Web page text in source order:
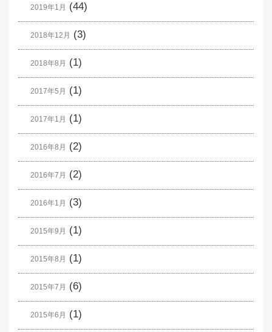
2019年1月 (44)
2018年12月 (3)
2018年8月 (1)
2017年5月 (1)
2017年1月 (1)
2016年8月 (2)
2016年7月 (2)
2016年1月 (3)
2015年9月 (1)
2015年8月 (1)
2015年7月 (6)
2015年6月 (1)